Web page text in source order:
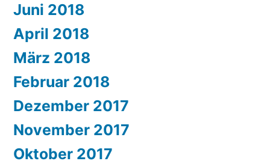
Juni 2018
April 2018
März 2018
Februar 2018
Dezember 2017
November 2017
Oktober 2017